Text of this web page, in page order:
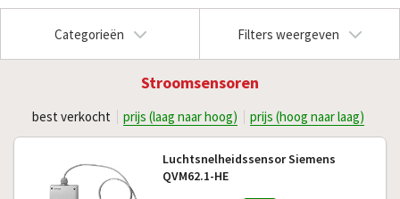
Categorieën Filters weergeven
Stroomsensoren
best verkocht prijs (laag naar hoog) prijs (hoog naar laag)
Luchtsnelheidssensor Siemens
QVM62.1-HE